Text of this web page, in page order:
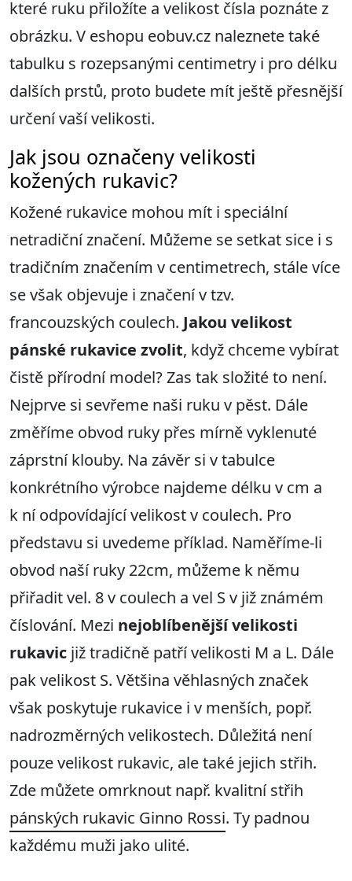
které ruku přiložíte a velikost čísla poznáte z
obrázku. V eshopu eobuv.cz naleznete také
tabulku s rozepsanými centimetry i pro délku
dalších prstů, proto budete mít ještě přesnější
určení vaší velikosti.
Jak jsou označeny velikosti
kožených rukavic?
Kožené rukavice mohou mít i speciální
netradiční značení. Můžeme se setkat sice i s
tradičním značením v centimetrech, stále více
se však objevuje i značení v tzv.
francouzských coulech. Jakou velikost
pánské rukavice zvolit, když chceme vybírat
čistě přírodní model? Zas tak složité to není.
Nejprve si sevřeme naši ruku v pěst. Dále
změříme obvod ruky přes mírně vyklenuté
záprstní klouby. Na závěr si v tabulce
konkrétního výrobce najdeme délku v cm a
k ní odpovídající velikost v coulech. Pro
představu si uvedeme příklad. Naměříme-li
obvod naší ruky 22cm, můžeme k němu
přiřadit vel. 8 v coulech a vel S v již známém
číslování. Mezi nejoblíbenější velikosti
rukavic již tradičně patří velikosti M a L. Dále
pak velikost S. Většina věhlasných značek
však poskytuje rukavice i v menších, popř.
nadrozměrných velikostech. Důležitá není
pouze velikost rukavic, ale také jejich střih.
Zde můžete omrknout např. kvalitní střih
pánských rukavic Ginno Rossi. Ty padnou
každému muži jako ulité.